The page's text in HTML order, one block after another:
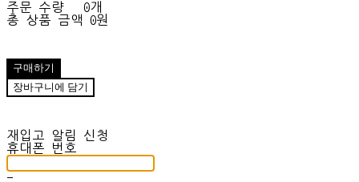
주문 수량
0개
총 상품 금액
0원
구매하기
장바구니에 담기
재입고 알림 신청
휴대폰 번호
-